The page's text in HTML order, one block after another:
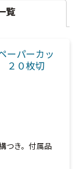
覧
ーパーカッ
２０枚切
つき。付属品